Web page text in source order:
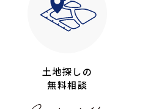
土地探しの
無料相談